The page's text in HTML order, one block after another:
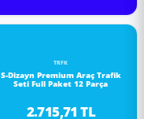
TRFK
S-Dizayn Premium Araç Trafik
Seti Full Paket 12 Parça
2.715,71 TL